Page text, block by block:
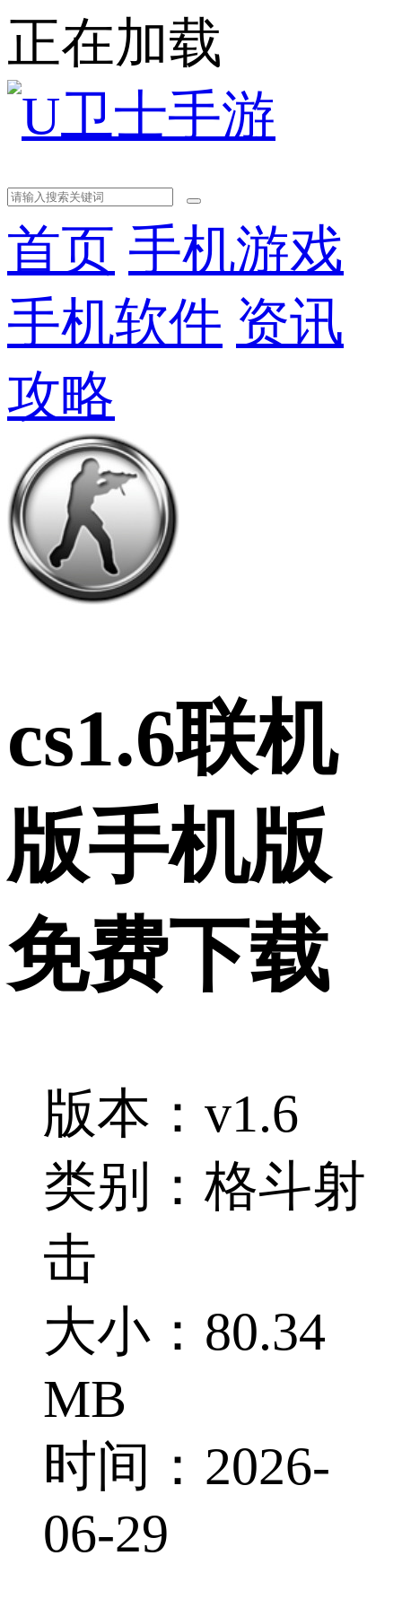
正在加载
首页 手机游戏
手机软件 资讯
攻略
cs1.6联机
版手机版
免费下载
版本：v1.6
类别：格斗射
击
大小：80.34
MB
时间：2026-
06-29